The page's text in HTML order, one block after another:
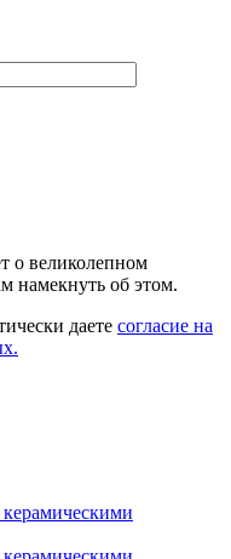
о великолепном
намекнуть об этом.
даете согласие на